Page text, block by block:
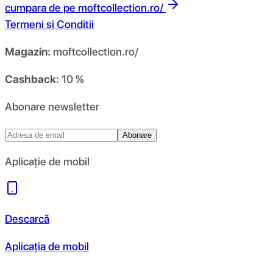
cumpara de pe moftcollection.ro/
Termeni si Conditii
Magazin: moftcollection.ro/
Cashback: 10 %
Abonare newsletter
Abonare
Aplicație de mobil
Descarcă
Aplicația de mobil